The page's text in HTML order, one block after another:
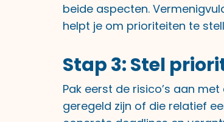
beide aspecten.
helpt je om prioriteiten te
Stap 3: Stel
Pak eerst de risico’s aan
geregeld zijn of die relatief